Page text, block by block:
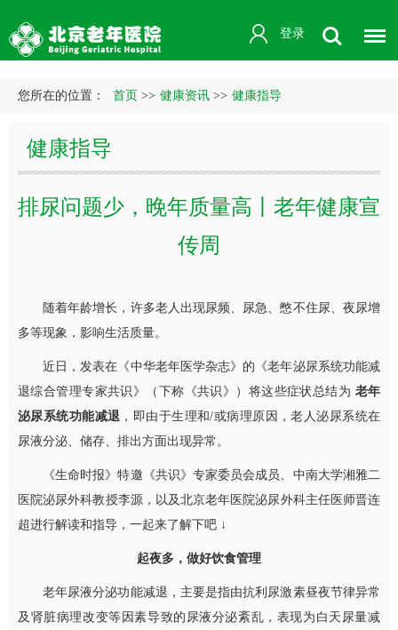
登录
您所在的位置： 首页 >> 健康资讯 >> 健康指导
健康指导
排尿问题少，晚年质量高丨老年健康宣
传周
随着年龄增长，许多老人出现尿频、尿急、憋不住尿、夜尿增
多等现象，影响生活质量。
近日，发表在《中华老年医学杂志》的《老年泌尿系统功能减
退综合管理专家共识》（下称《共识》）将这些症状总结为 老年
泌尿系统功能减退 ，即由于生理和/或病理原因，老人泌尿系统在
尿液分泌、储存、排出方面出现异常。
《生命时报》特邀《共识》专家委员会成员、中南大学湘雅二
医院泌尿外科教授李源，以及北京老年医院泌尿外科主任医师晋连
超进行解读和指导，一起来了解下吧 ↓
起夜多，做好饮食管理
老年尿液分泌功能减退，主要是指由抗利尿激素昼夜节律异常
及肾脏病理改变等因素导致的尿液分泌紊乱，表现为白天尿量减